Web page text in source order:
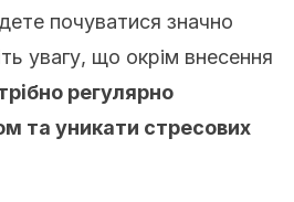
почуватися значно
увагу, що окрім внесення
регулярно
та уникати стресових